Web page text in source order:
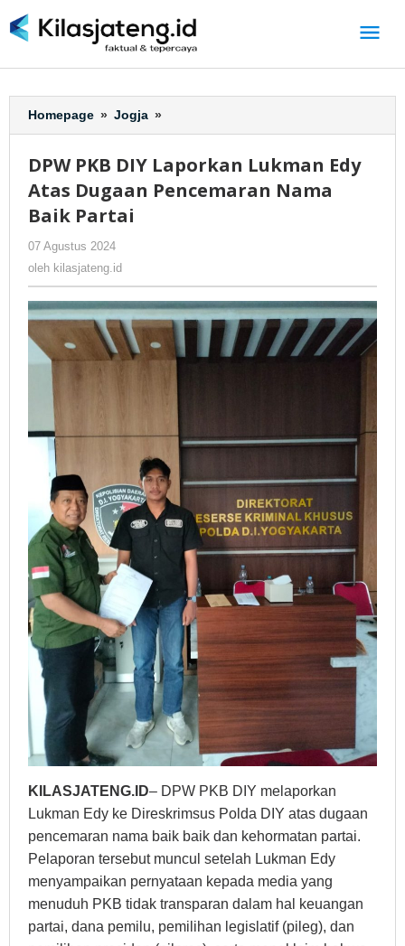
ke
Homepage » Jogja »
PKB
Laporkan
Lukman
Nama
Baik
Partai
DPW PKB DIY Laporkan Lukman Edy
Atas Dugaan Pencemaran Nama
Baik Partai
07 Agustus 2024
oleh kilasjateng.id
KILASJATENG.ID– DPW PKB DIY melaporkan
Lukman Edy ke Direskrimsus Polda DIY atas dugaan
pencemaran nama baik baik dan kehormatan partai.
Pelaporan tersebut muncul setelah Lukman Edy
menyampaikan pernyataan kepada media yang
menuduh PKB tidak transparan dalam hal keuangan
partai, dana pemilu, pemilihan legislatif (pileg), dan